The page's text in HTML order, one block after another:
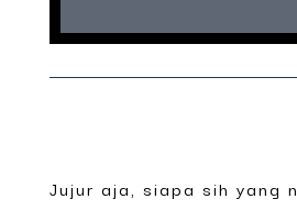
Jujur aja, siapa sih yang